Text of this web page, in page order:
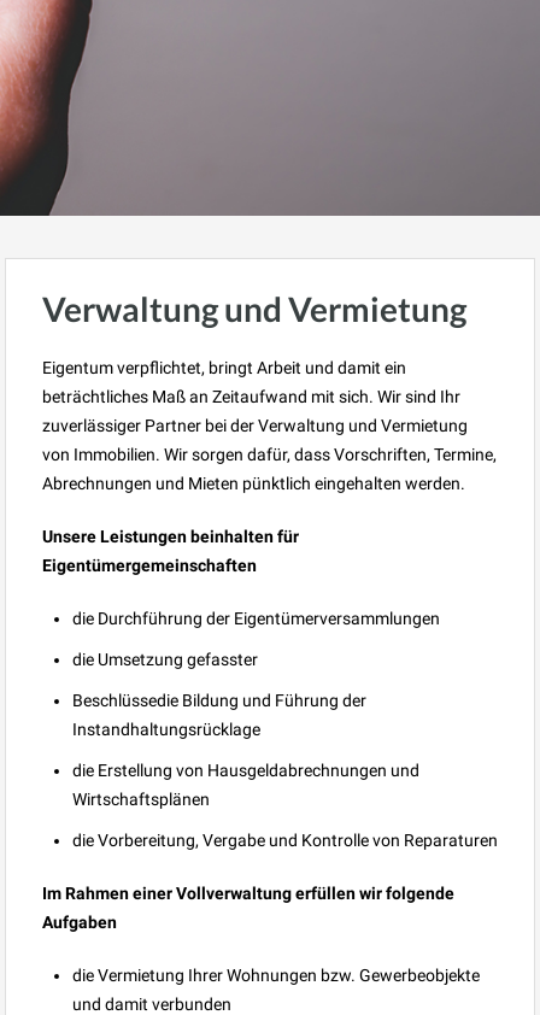
Verwaltung und Vermietung
Eigentum verpflichtet, bringt Arbeit und damit ein
beträchtliches Maß an Zeitaufwand mit sich. Wir sind Ihr
zuverlässiger Partner bei der Verwaltung und Vermietung
von Immobilien. Wir sorgen dafür, dass Vorschriften, Termine,
Abrechnungen und Mieten pünktlich eingehalten werden.
Unsere Leistungen beinhalten für
Eigentümergemeinschaften
die Durchführung der Eigentümerversammlungen
die Umsetzung gefasster
Beschlüssedie Bildung und Führung der
Instandhaltungsrücklage
die Erstellung von Hausgeldabrechnungen und
Wirtschaftsplänen
die Vorbereitung, Vergabe und Kontrolle von Reparaturen
Im Rahmen einer Vollverwaltung erfüllen wir folgende
Aufgaben
die Vermietung Ihrer Wohnungen bzw. Gewerbeobjekte
und damit verbunden